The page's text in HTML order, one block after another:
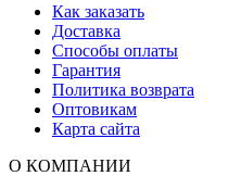
Как заказать
Доставка
Способы оплаты
Гарантия
Политика возврата
Оптовикам
Карта сайта
О КОМПАНИИ